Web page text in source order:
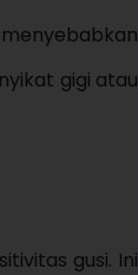
gigi atau
gusi. Ini